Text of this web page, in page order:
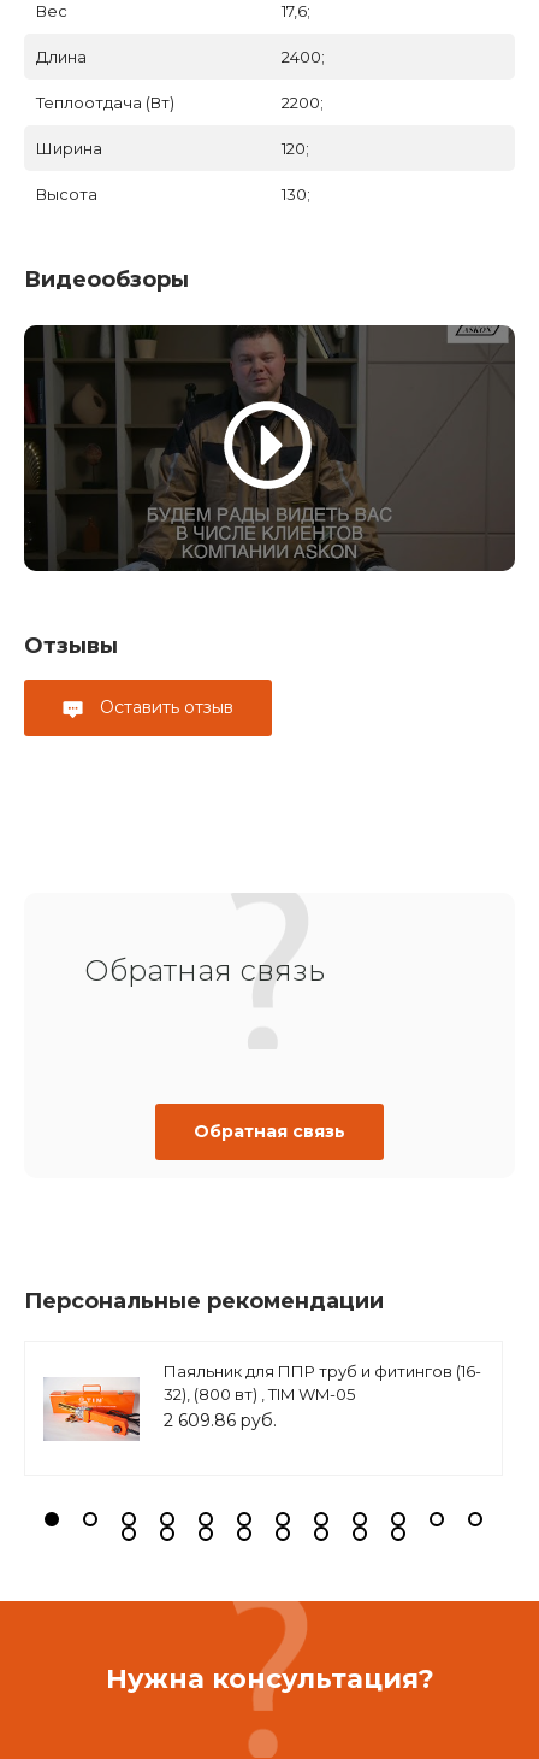
Вес 17,6;
Длина 2400;
Теплоотдача (Вт) 2200;
Ширина 120;
Высота 130;
Видеообзоры
Отзывы
Оставить отзыв
Обратная связь
Обратная связь
Персональные рекомендации
Паяльник для ППР труб и фитингов (16-
32), (800 вт) , TIM WM-05
2 609.86 руб.
Нужна консультация?